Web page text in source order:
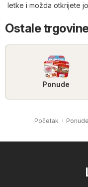
letke i možda otkrijete
Ostale
Ponude
Početak